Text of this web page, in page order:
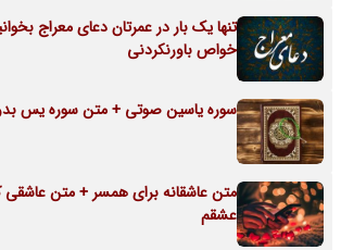
تنها یک بار در عمرتان دعای معراج
خواص باورنکردنی
سوره یاسین صوتی + متن سوره یس
متن عاشقانه برای همسر + متن عاشقی
عشقم